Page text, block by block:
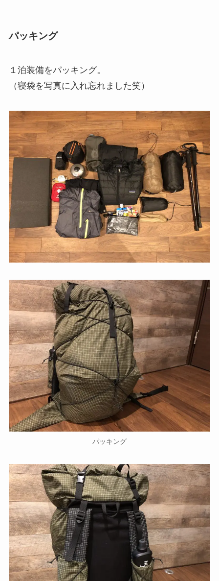
パッキング
１泊装備をパッキング。
（寝袋を写真に入れ忘れました笑）
パッキング